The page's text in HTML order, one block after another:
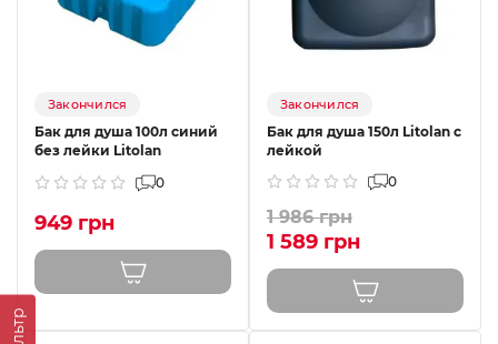
Закончился
Бак для душа 100л синий
без лейки Litolan
0
949 грн
Закончился
Бак для душа 150л Litolan с
лейкой
0
1 986 грн
1 589 грн